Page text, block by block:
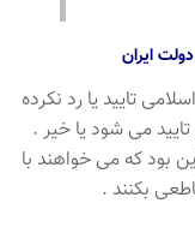
ایران
تایید یا رد نکرده
می شود یا خیر .
بود که می خواهند با
بکنند .